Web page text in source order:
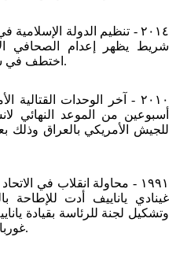
٢٠١٤ - تنظيم الدولة
شريط يظهر إعدام الصحافي
اختطف في سوريا في تشرين الثاني ٢٠١٣.
٢٠١٠ - آخر الوحدات
أسبوعين من الموعد النهائي
للجيش الأمريكي بالعراق
١٩٩١ - محاولة انقلاب في
غينادي ياناييف أدت للإطاحة
وتشكيل لجنة للرئاسة بقيادة
غورباتشوف إلى السلطة خلال أيام.